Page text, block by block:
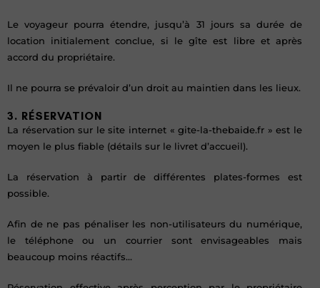
Le voyageur pourra étendre, jusqu’à 31 jours sa durée de
location initialement conclue, si le gîte est libre et après
accord du propriétaire.
Il ne pourra se prévaloir d’un droit au maintien dans les lieux.
3. RÉSERVATION
La réservation sur le site internet « gite-la-thebaide.fr » est le
moyen le plus fiable (détails sur le livret d’accueil).
La réservation à partir de différentes plates-formes est
possible.
Afin de ne pas pénaliser les non-utilisateurs du numérique,
le téléphone ou un courrier sont envisageables mais
beaucoup moins réactifs…